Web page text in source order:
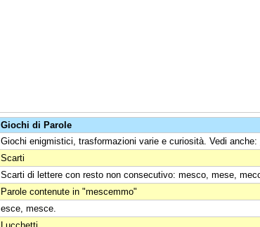
Giochi di Parole
Giochi enigmistici, trasformazioni varie e curiosità. Vedi anche:
Scarti
Scarti di lettere con resto non consecutivo: mesco, mese,
Parole contenute in "mescemmo"
esce, mesce.
Lucchetti